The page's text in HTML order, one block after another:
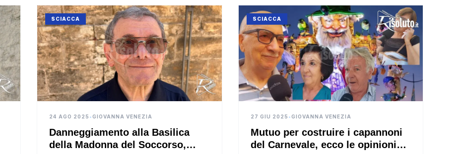
SCIACCA
24 AGO 2025 •GIOVANNA VENEZIA
Danneggiamento alla Basilica
della Madonna del Soccorso,
SCIACCA
27 GIU 2025 •GIOVANNA VENEZIA
Mutuo per costruire i capannoni
del Carnevale, ecco le opinioni